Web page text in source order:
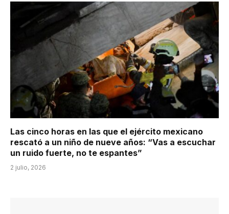
Las cinco horas en las que el ejército mexicano
rescató a un niño de nueve años: “Vas a escuchar
un ruido fuerte, no te espantes”
2 julio, 2026